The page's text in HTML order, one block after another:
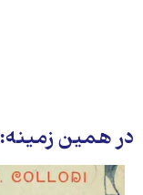
در همین زمینه: